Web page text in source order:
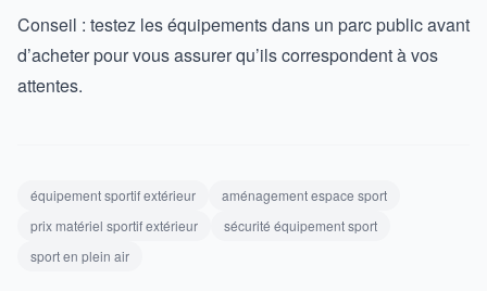
Conseil : testez les équipements dans un parc public avant
d’acheter pour vous assurer qu’ils correspondent à vos
attentes.
équipement sportif extérieur
aménagement espace sport
prix matériel sportif extérieur
sécurité équipement sport
sport en plein air